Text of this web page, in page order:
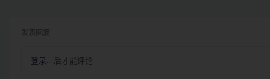
登录... 后才能评论